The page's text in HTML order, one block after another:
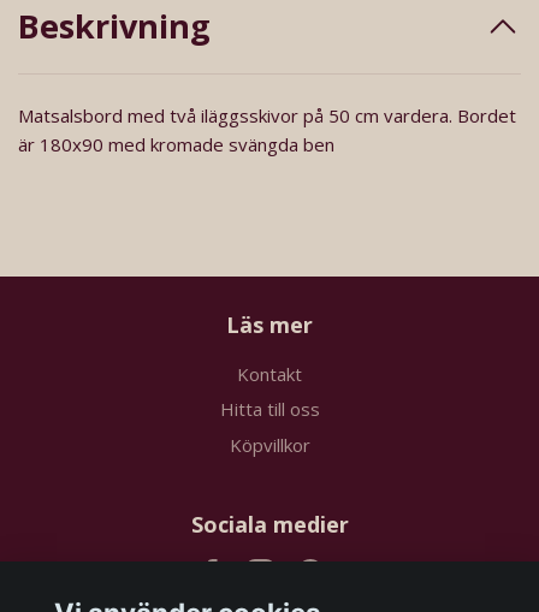
Beskrivning
Matsalsbord med två iläggsskivor på 50 cm vardera. Bordet
är 180x90 med kromade svängda ben
Läs mer
Kontakt
Hitta till oss
Köpvillkor
Sociala medier